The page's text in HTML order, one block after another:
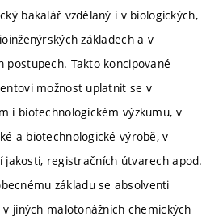
bakalář vzdělaný i v biologických,
základech a v
postupech. Takto koncipované
možnost uplatnit se v
i biotechnologickém výzkumu, v
a biotechnologické výrobě, v
registračních útvarech apod.
základu se absolventi
jiných malotonážních chemických